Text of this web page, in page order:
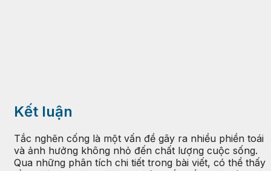
Kết luận
Tắc nghẽn cống là một vấn đề gây ra nhiều phiền toái
và ảnh hưởng không nhỏ đến chất lượng cuộc sống.
Qua những phân tích chi tiết trong bài viết, có thể thấy